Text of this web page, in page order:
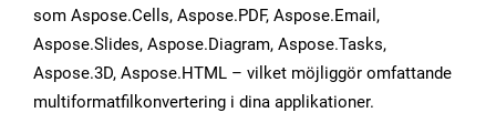
som Aspose.Cells, Aspose.PDF, Aspose.Email,
Aspose.Slides, Aspose.Diagram, Aspose.Tasks,
Aspose.3D, Aspose.HTML – vilket möjliggör omfattande
multiformatfilkonvertering i dina applikationer.